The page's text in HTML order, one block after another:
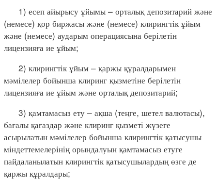
1) есеп айырысу ұйымы – орталық депозитарий және
(немесе) қор биржасы және (немесе) клирингтік ұйым
және (немесе) аударым операциясына берілетін
лицензияға ие ұйым;
2) клирингтік ұйым – қаржы құралдарымен
мәмілелер бойынша клиринг қызметіне берілетін
лицензияға ие ұйым және орталық депозитарий;
3) қамтамасыз ету – ақша (теңге, шетел валютасы),
бағалы қағаздар және клиринг қызметі жүзеге
асырылатын мәмілелер бойынша клирингтік қатысушы
міндеттемелерінің орындалуын қамтамасыз етуге
пайдаланылатын клирингтік қатысушылардың өзге де
қаржы құралдары;